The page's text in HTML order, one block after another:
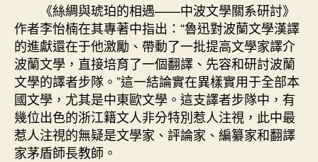
《絲綢與琥珀的相遇——中波文學關系研討》
作者李怡楠在其專著中指出：“魯迅對波蘭文學漢譯
的進獻還在于他激勵、帶動了一批提高文學家譯介
波蘭文學，直接培育了一個翻譯、先容和研討波蘭
文學的譯者步隊。”這一結論實在異樣實用于全部本
國文學，尤其是中東歐文學。這支譯者步隊中，有
幾位出色的浙江籍文人非分特別惹人注視，此中最
惹人注視的無疑是文學家、評論家、編纂家和翻譯
家茅盾師長教師。